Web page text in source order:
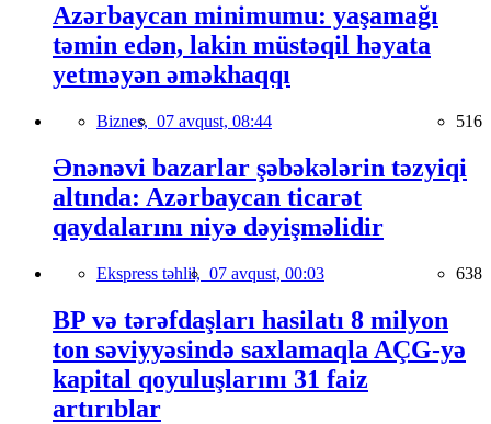
Azərbaycan minimumu: yaşamağı
təmin edən, lakin müstəqil həyata
yetməyən əməkhaqqı
Biznes, 07 avqust, 08:44 516
Ənənəvi bazarlar şəbəkələrin təzyiqi
altında: Azərbaycan ticarət
qaydalarını niyə dəyişməlidir
Ekspress təhlil, 07 avqust, 00:03 638
BP və tərəfdaşları hasilatı 8 milyon
ton səviyyəsində saxlamaqla AÇG-yə
kapital qoyuluşlarını 31 faiz
artırıblar